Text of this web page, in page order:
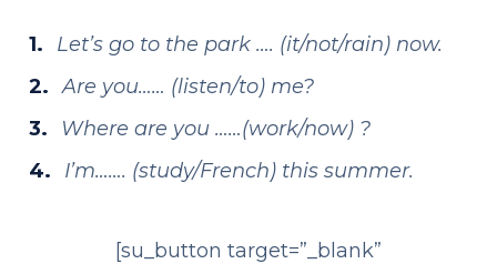
Let’s go to the park …. (it/not/rain) now.
Are you…… (listen/to) me?
Where are you ……(work/now) ?
I’m……. (study/French) this summer.
[su_button target=”_blank”